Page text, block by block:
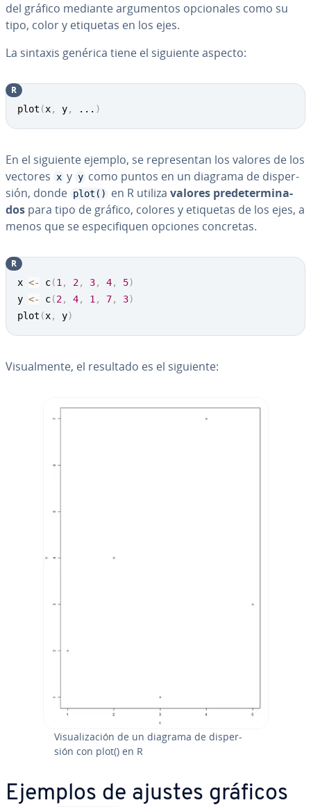
del gráfico mediante ar­gu­me­n­tos op­cio­na­les como su
tipo, color y etiquetas en los ejes.
La sintaxis genérica tiene el siguiente aspecto:
plot (x, y, ... )
R
En el siguiente ejemplo, se re­pre­se­n­tan los valores de los
vectores
x y y como puntos en un diagrama de di­s­pe­r­
sión, donde plot() en R utiliza valores pre­de­te­r­mi­na­
dos para tipo de gráfico, colores y etiquetas de los ejes, a
menos que se es­pe­ci­fi­quen opciones concretas.
x <- c(1 , 2, 3, 4, 5)
y <- c(2, 4, 1 , 7, 3)
plot (x, y)
R
Vi­sua­l­me­n­te, el resultado es el siguiente:
Vi­sua­li­za­ción de un diagrama de di­s­pe­r­
sión con plot() en R
Ejemplos de ajustes gráficos